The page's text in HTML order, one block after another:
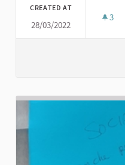
CREATED AT
28/03/2022
3